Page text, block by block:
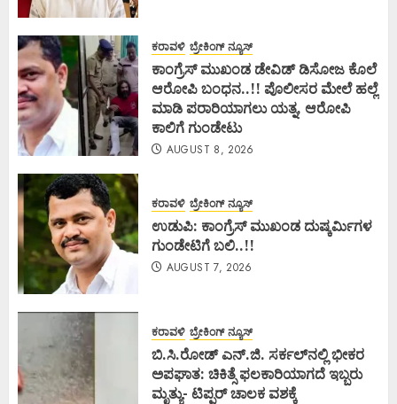
ಕರಾವಳಿ ಬ್ರೇಕಿಂಗ್ ನ್ಯೂಸ್
ಕಾಂಗ್ರೆಸ್ ಮುಖಂಡ ಡೇವಿಡ್ ಡಿಸೋಜ ಕೊಲೆ
ಆರೋಪಿ ಬಂಧನ..!! ಪೊಲೀಸರ ಮೇಲೆ ಹಲ್ಲೆ
ಮಾಡಿ ಪರಾರಿಯಾಗಲು ಯತ್ನ, ಆರೋಪಿ
ಕಾಲಿಗೆ ಗುಂಡೇಟು
AUGUST 8, 2026
ಕರಾವಳಿ ಬ್ರೇಕಿಂಗ್ ನ್ಯೂಸ್
ಉಡುಪಿ: ಕಾಂಗ್ರೆಸ್ ಮುಖಂಡ ದುಷ್ಕರ್ಮಿಗಳ
ಗುಂಡೇಟಿಗೆ ಬಲಿ..!!
AUGUST 7, 2026
ಕರಾವಳಿ ಬ್ರೇಕಿಂಗ್ ನ್ಯೂಸ್
ಬಿ.ಸಿ.ರೋಡ್ ಎನ್.ಜಿ. ಸರ್ಕಲ್‌ನಲ್ಲಿ ಭೀಕರ
ಅಪಘಾತ: ಚಿಕಿತ್ಸೆ ಫಲಕಾರಿಯಾಗದೆ ಇಬ್ಬರು
ಮೃತ್ಯು- ಟಿಪ್ಪರ್ ಚಾಲಕ ವಶಕ್ಕೆ